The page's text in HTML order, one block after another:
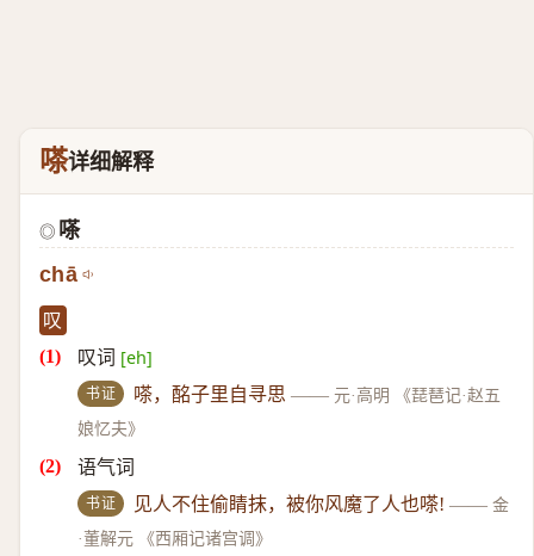
嗏详细解释
◎ 嗏
chā
叹
叹词 [eh]
书证 嗏，酩子里自寻思 —— 元·高明 《琵琶记·赵五
娘忆夫》
语气词
书证 见人不住偷睛抹，被你风魔了人也嗏! —— 金
·董解元 《西厢记诸宫调》